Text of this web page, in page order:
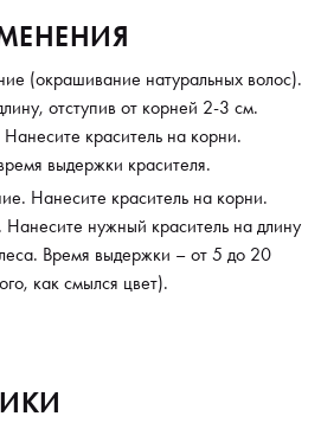
(окрашивание натуральных волос).
отступив от корней 2-3 см.
краситель на корни.
выдержки красителя.
Нанесите краситель на корни.
нужный краситель на длину
Время выдержки – от 5 до 20
как смылся цвет).